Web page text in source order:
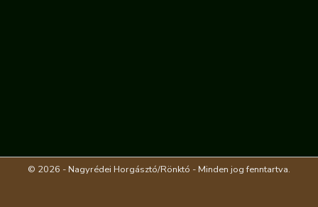
© 2026 - Nagyrédei Horgásztó/Rönktó - Minden jog fenntartva.